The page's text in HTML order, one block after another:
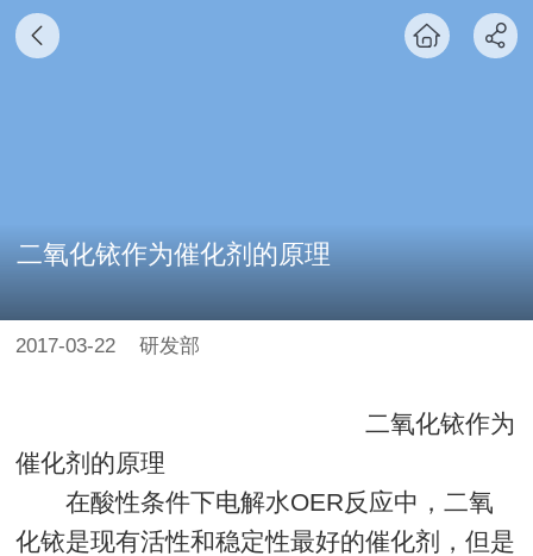
二氧化铱作为催化剂的原理
2017-03-22 研发部
二氧化铱作为
催化剂的原理
在酸性条件下电解水OER反应中，二氧
化铱是现有活性和稳定性最好的催化剂，但是